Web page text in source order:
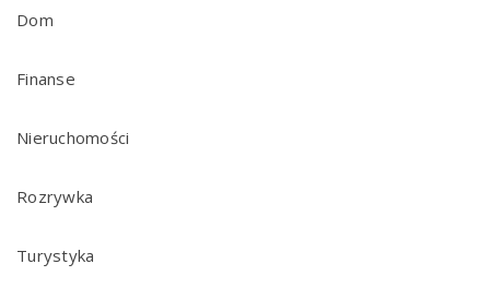
Dom
Finanse
Nieruchomości
Rozrywka
Turystyka